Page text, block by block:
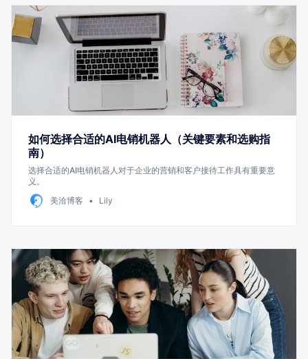
如何选择合适的AI电销机器人（关键要素和选购指
南）
选择合适的AI电销机器人对于企业的营销和客户接待工作具有重要意
义。
美洽博客
Lily